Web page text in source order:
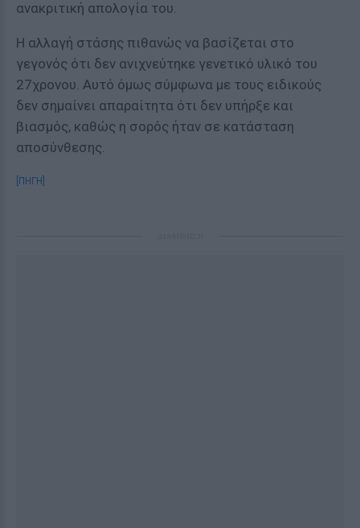
ανακριτική απολογία του.
Η αλλαγή στάσης πιθανώς να βασίζεται στο
γεγονός ότι δεν ανιχνεύτηκε γενετικό υλικό του
27χρονου. Αυτό όμως σύμφωνα με τους ειδικούς
δεν σημαίνει απαραίτητα ότι δεν υπήρξε και
βιασμός, καθώς η σορός ήταν σε κατάσταση
αποσύνθεσης.
[ΠΗΓΗ]